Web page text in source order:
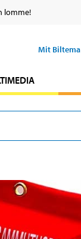
lomme!
Mit Biltema